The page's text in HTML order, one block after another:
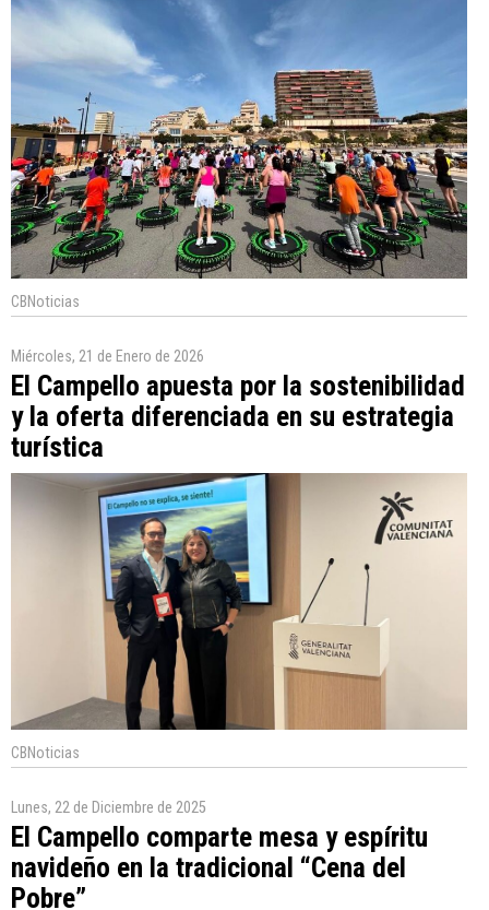
CBNoticias
Miércoles, 21 de Enero de 2026
El Campello apuesta por la sostenibilidad
y la oferta diferenciada en su estrategia
turística
CBNoticias
Lunes, 22 de Diciembre de 2025
El Campello comparte mesa y espíritu
navideño en la tradicional “Cena del
Pobre”